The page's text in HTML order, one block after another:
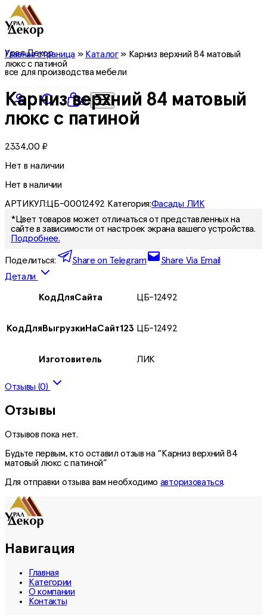
Урал Декор
все для производства мебели
0
Главная страница» Каталог» Карниз верхний 84 матовый
люкс с патиной
Карниз верхний 84 матовый
люкс с патиной
2334,00 ₽
Нет в наличии
Нет в наличии
АРТИКУЛ:ЦБ-00012492 Категория:Фасады ЛИК
*Цвет товаров может отличаться от представленных на
сайте в зависимости от настроек экрана вашего устройства.
Подробнее.
Поделиться: Share on Telegram
Share Via Email
Детали
КодДляСайта ЦБ-12492
КодДляВыгрузкиНаСайт123 ЦБ-12492
Изготовитель ЛИК
Отзывы (0)
Отзывы
Отзывов пока нет.
Будьте первым, кто оставил отзыв на “Карниз верхний 84
матовый люкс с патиной”
Для отправки отзыва вам необходимо авторизоваться.
Навигация
Главная
Категории
О компании
Контакты